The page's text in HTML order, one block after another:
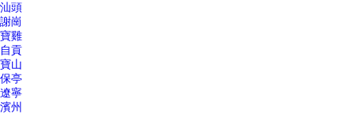
汕頭
謝崗
寶雞
自貢
寶山
保亭
遼寧
濱州